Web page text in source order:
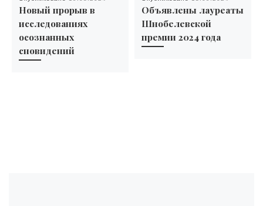
Новый прорыв в
исследованиях
осознанных
сновидений
Объявлены лауреаты
Шнобелевской
премии 2024 года